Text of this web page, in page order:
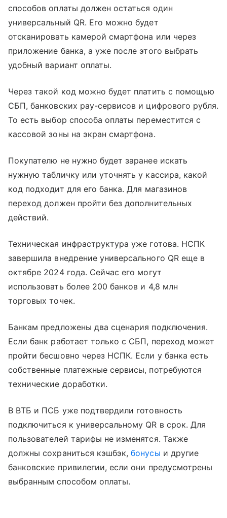
способов оплаты должен остаться один
универсальный QR. Его можно будет
отсканировать камерой смартфона или через
приложение банка, а уже после этого выбрать
удобный вариант оплаты.
Через такой код можно будет платить с помощью
СБП, банковских pay-сервисов и цифрового рубля.
То есть выбор способа оплаты переместится с
кассовой зоны на экран смартфона.
Покупателю не нужно будет заранее искать
нужную табличку или уточнять у кассира, какой
код подходит для его банка. Для магазинов
переход должен пройти без дополнительных
действий.
Техническая инфраструктура уже готова. НСПК
завершила внедрение универсального QR еще в
октябре 2024 года. Сейчас его могут
использовать более 200 банков и 4,8 млн
торговых точек.
Банкам предложены два сценария подключения.
Если банк работает только с СБП, переход может
пройти бесшовно через НСПК. Если у банка есть
собственные платежные сервисы, потребуются
технические доработки.
В ВТБ и ПСБ уже подтвердили готовность
подключиться к универсальному QR в срок. Для
пользователей тарифы не изменятся. Также
должны сохраниться кэшбэк,бонусы и другие
банковские привилегии, если они предусмотрены
выбранным способом оплаты.